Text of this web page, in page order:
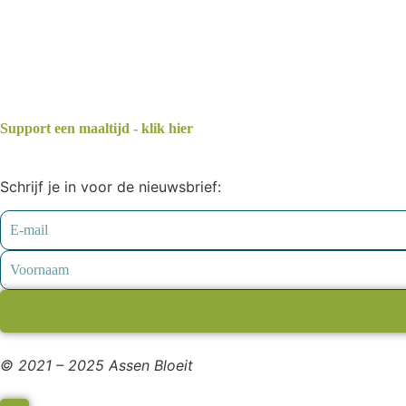
Support een maaltijd - klik hier
Schrijf je in voor de nieuwsbrief:
© 2021 – 2025 Assen Bloeit